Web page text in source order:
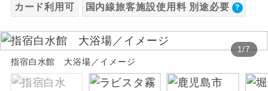
カード利用可 国内線旅客施設使用料 別途必要
1/7
指宿白水館 大浴場／イメージ
新コース 初登場のコースです。
世界遺産
ユネスコに登録されている文化遺産や自
然遺産を訪ねるコースです。
絶景 絶景スポットに立ち寄るコースです。